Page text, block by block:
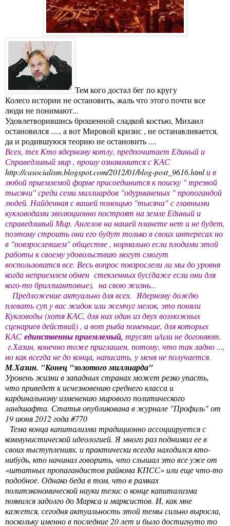
Тем кого достал бег по кругу
Колесо истории не остановить, жаль что этого почти все
люди не понимают...
Удовлетворившись брошенной сладкой костью, Михаил
остановился ...., а вот Мировой кризис , не останавливается,
да и родившуюся теорию не остановить ....
Всех, тех Кто ядерному котлу, предпочитает Единый и
Справедливый мир , прошу ознакомится с КАС
http://casocialism.blogspot.com/2012/01/blog-post_9616.htmlи в
любой приемлемой форме присоединится к поиску " трезвой
тысячи" среди семи миллиардов "одурманеных " пропогандой
людей. Найденная с вашей помощью "тысяча" с главными
кукловодами эволюционно построят на земле Единый и
справедливый Мир. Ангелов на нашей планете нет и не будет,
поэтому строить они его будут только в своих интересах но
в "повзрослевшем" обществе , нормально если плодами этой
работы к своему удовольствию могут смогут
воспользоватся все. Весь вопрос повзрослели ли мы до уровня
когда неприемлем обмен стекленных бус(даже если они для
кого-то бриллиантовые), на свою жизнь...
Предложение актуально для всех. Ядерному дождю
плевать суп у вас жидок или жемчуг мелок, это поняли
Кукловоды (хотя КАС, для них один из двух возможных
сценариев действий) , а вот рыба поменьше, для которых
КАС единственны приемлемый, трусят и/или не догоняют.
г.Хазин, конечно тоже приглашен, потому, что так ладно ...,
но как всегда не до конца, написать, у меня не получается.
М.Хазин. "Конец "золотого миллиарда"
Уровень жизни в западных странах может резко упасть,
что приведет к исчезновению среднего класса и
кардинальному изменению мирового политического
ландшафта. Статья опубликована в журнале "Профиль" от
19 июня 2012 года #770
Тема конца капитализма традиционно ассоциируется с
коммунистической идеологией. Я много раз поднимал ее в
своих выступлениях, и практически всегда находился кто-
нибудь, кто начинал говорить, что слышал это все уже от
«штатных пропагандистов райкома КПСС» или еще что-то
подобное. Однако беда в том, что в рамках
политэкономической науки тезис о конце капитализма
появился задолго до Маркса и марксистов. И, как мне
кажется, сегодня актуальность этой темы сильно выросла,
поскольку именно в последние 20 лет и было достигнуто то